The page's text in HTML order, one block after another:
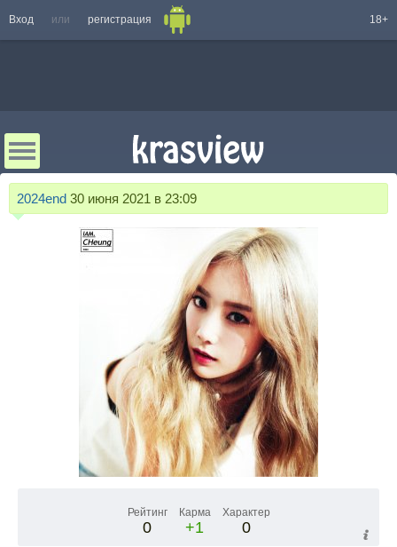
Вход или регистрация 18+
2024end 30 июня 2021 в 23:09
Рейтинг
0
Карма
+1
Характер
0